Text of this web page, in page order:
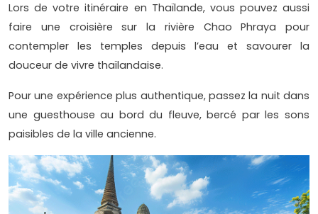
Lors de votre itinéraire en Thaïlande, vous pouvez aussi
faire une croisière sur la rivière Chao Phraya pour
contempler les temples depuis l’eau et savourer la
douceur de vivre thaïlandaise.
Pour une expérience plus authentique, passez la nuit dans
une guesthouse au bord du fleuve, bercé par les sons
paisibles de la ville ancienne.